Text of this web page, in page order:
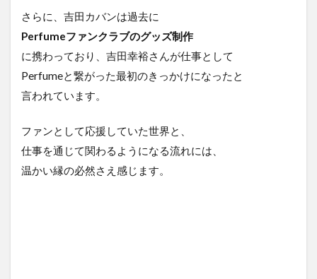
さらに、吉田カバンは過去に
Perfumeファンクラブのグッズ制作
に携わっており、吉田幸裕さんが仕事として
Perfumeと繋がった最初のきっかけになったと
言われています。
ファンとして応援していた世界と、
仕事を通じて関わるようになる流れには、
温かい縁の必然さえ感じます。